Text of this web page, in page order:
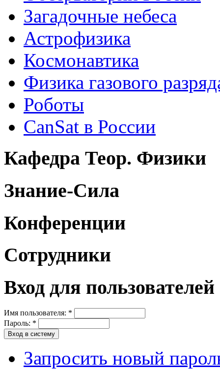
Загадочные небеса
Астрофизика
Космонавтика
Физика газового
Роботы
CanSat в России
Кафедра Теор. Физики
Знание-Сила
Конференции
Сотрудники
Вход для пользователей
Имя пользователя: *
Пароль: *
Запросить новый